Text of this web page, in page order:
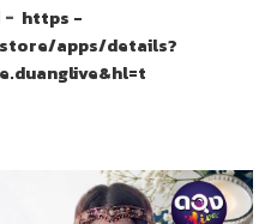
- https -
apps/details?